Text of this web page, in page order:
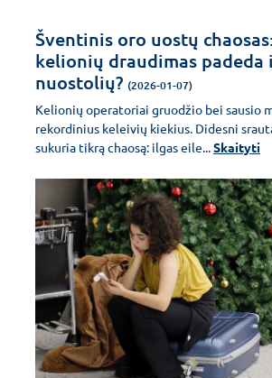
Šventinis oro uostų
kelionių draudimas padeda
nuostolių? (2026-01-07)
Kelionių operatoriai gruodžio bei sausio
rekordinius keleivių kiekius. Didesni
sukuria tikrą chaosą: ilgas eile...Skaityti